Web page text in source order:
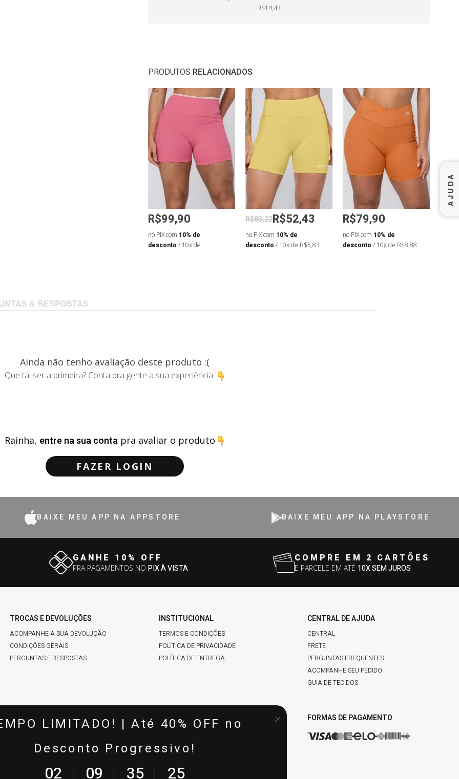
LIMITADO! | Até 40% OFF no
Desconto Progressivo!
02 09 35 24
R$14,43
PRODUTOS RELACIONADOS
R$99,90
no PIX com 10% de
desconto / 10x de
R$83,22R$52,43
no PIX com 10% de
desconto / 10x de R$5,83
R$79,90
no PIX com 10% de
desconto / 10x de R$8,88
& RESPOSTAS
Ainda não tenho avaliação deste produto :(
Que tal ser a primeira? Conta pra gente a sua experiência
Rainha, entre na sua contapra avaliar o produto
FAZER LOGIN
BAIXE MEU APP NA APPSTORE BAIXE MEU APP NA PLAYSTORE
GANHE 10% OFF
PRA PAGAMENTOS NO PIX À VISTA
COMPRE EM 2 CARTÕES
E PARCELE EM ATÉ 10X SEM JUROS
TROCAS E DEVOLUÇÕES
ACOMPANHE A SUA DEVOLUÇÃO
CONDIÇÕES GERAIS
PERGUNTAS E RESPOSTAS
INSTITUCIONAL
TERMOS E CONDIÇÕES
POLÍTICA DE PRIVACIDADE
POLÍTICA DE ENTREGA
CENTRAL DE AJUDA
CENTRAL
FRETE
PERGUNTAS FREQUENTES
ACOMPANHE SEU PEDIDO
GUIA DE TECIDOS
FALE COMIGO
(22) 99821-4537
SEGURANÇA & QUALIDADE FORMAS DE PAGAMENTO
AJUDA